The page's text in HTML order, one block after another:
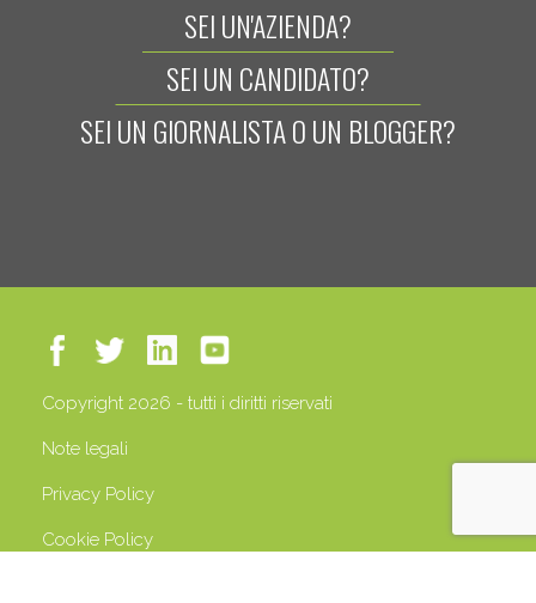
SEI UN'AZIENDA?
SEI UN CANDIDATO?
SEI UN GIORNALISTA O UN BLOGGER?
Copyright 2026 - tutti i diritti riservati
Note legali
Privacy Policy
Cookie Policy